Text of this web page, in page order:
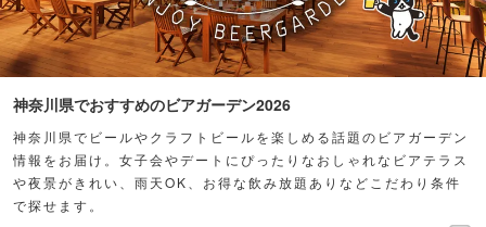
神奈川県でおすすめのビアガーデン2026
神奈川県でビールやクラフトビールを楽しめる話題のビアガーデン
情報をお届け。女子会やデートにぴったりなおしゃれなビアテラス
や夜景がきれい、雨天OK、お得な飲み放題ありなどこだわり条件
で探せます。